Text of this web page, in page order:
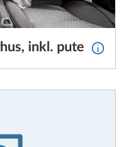
inkl. pute Mer